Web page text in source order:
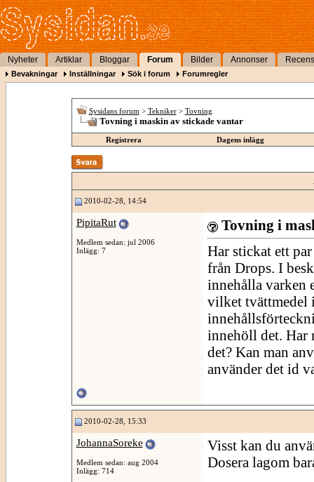
Nyheter Artiklar Bloggar Forum Bilder Annonser
Bevakningar Inställningar Sök i forum Forumregler
Sysidans forum > Tekniker > Tovning
Tovning i maskin av stickade vantar
Registrera Dagens inlägg
2010-02-28, 14:54
PipitaRut
Medlem sedan: jul 2006
Inlägg: 7
Tovning i
Har stickat ett
från Drops. I
innehålla varken
vilket tvättmedel
innehöll det. Har
det? Kan man
använder det id
2010-02-28, 15:33
JohannaSoreke
Medlem sedan: aug 2004
Inlägg: 714
Visst kan du
Dosera lagom